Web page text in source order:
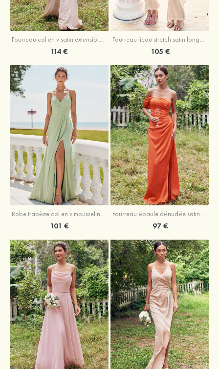
Fourreau col en v satin extensible ras du sol robe de demoiselle d'honneur
114 €
Fourreau licou stretch satin longueur cheville robe de demoiselle d'honneur
105 €
Robe trapèze col en v mousseline ras du sol robe de demoiselle d'honneur
101 €
Fourreau épaule dénudée satin extensible ras du sol robe de demoiselle d'honneur
97 €